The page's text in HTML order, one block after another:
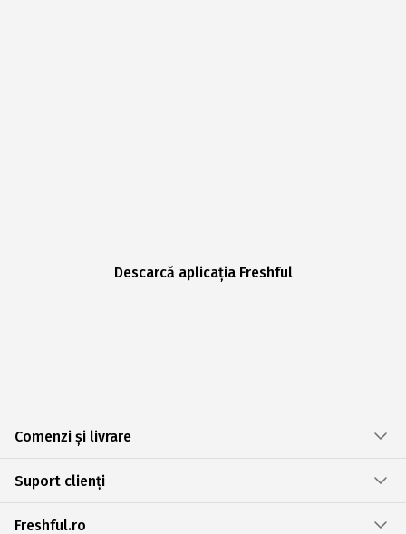
Descarcă aplicația Freshful
Comenzi și livrare
Suport clienți
Freshful.ro